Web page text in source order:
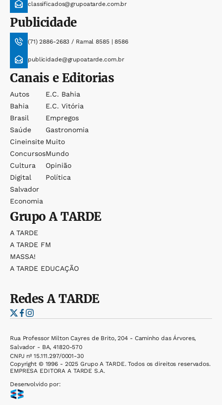
classificados@grupoatarde.com.br
Publicidade
(71) 2886-2683 / Ramal 8585 | 8586
publicidade@grupoatarde.com.br
Canais e Editorias
Autos
Bahia
Brasil
Saúde
Cineinsite
Concursos
Cultura
Digital
Salvador
Economia
E.c. Bahia
E.c. Vitória
Empregos
Gastronomia
Muito
Mundo
Opinião
Política
GrupoA TARDE
A TARDE
A TARDE FM
MASSA!
A TARDE EDUCAÇÃO
RedesA TARDE
Rua Professor Milton Cayres de Brito, 204 - Caminho das Árvores,
Salvador - BA, 41820-570
CNPJ nº 15.111.297/0001-30
Copyright © 1996 - 2025 Grupo A TARDE. Todos os direitos reservados.
EMPRESA EDITORA A TARDE S.A.
Desenvolvido por: